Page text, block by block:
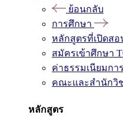
ย้อนกลับ
การศึกษา
หลักสูตรที่เปิดสอ
สมัครเข้าศึกษา
ค่าธรรมเนียมกา
คณะและสำนักวิ
หลักสูตร